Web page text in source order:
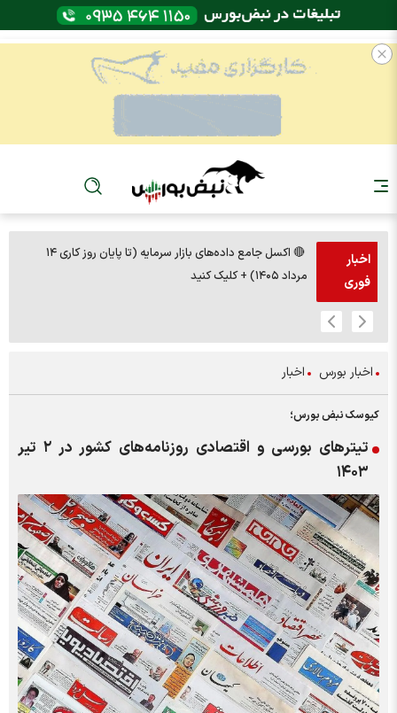
اخبار
فوری
🔴 اکسل جامع داده‌های بازار سرمایه (تا پایان روز کاری ۱۴
مرداد ۱۴۰۵) + کلیک کنید
اخبار بورس اخبار
کیوسک نبض بورس؛
تیتر‌های بورسی و اقتصادی روزنامه‌های کشور در ۲ تیر
۱۴۰۳